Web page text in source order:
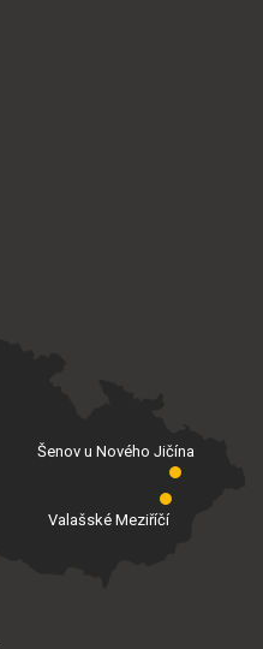
Valašské Meziříčí
Šenov u Nového Jičína